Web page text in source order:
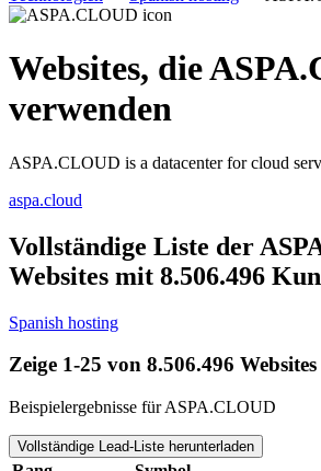
Websites, die
verwenden
ASPA.CLOUD is a datacenter for cloud
aspa.cloud
Vollständige Liste der
Websites mit 8.506.496
Spanish hosting
Zeige 1-25 von 8.506.496 Websites
Beispielergebnisse für ASPA.CLOUD
Vollständige Lead-Liste herunterladen